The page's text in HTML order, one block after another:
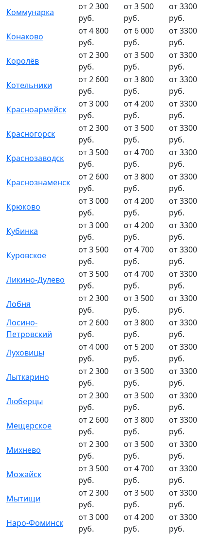
Коммунарка
от 2 300
руб.
от 3 500
руб.
от 3300
руб.
Конаково
от 4 800
руб.
от 6 000
руб.
от 3300
руб.
Королёв
от 2 300
руб.
от 3 500
руб.
от 3300
руб.
Котельники
от 2 600
руб.
от 3 800
руб.
от 3300
руб.
Красноармейск
от 3 000
руб.
от 4 200
руб.
от 3300
руб.
Красногорск
от 2 300
руб.
от 3 500
руб.
от 3300
руб.
Краснозаводск
от 3 500
руб.
от 4 700
руб.
от 3300
руб.
Краснознаменск
от 2 600
руб.
от 3 800
руб.
от 3300
руб.
Крюково
от 3 000
руб.
от 4 200
руб.
от 3300
руб.
Кубинка
от 3 000
руб.
от 4 200
руб.
от 3300
руб.
Куровское
от 3 500
руб.
от 4 700
руб.
от 3300
руб.
Ликино-Дулёво
от 3 500
руб.
от 4 700
руб.
от 3300
руб.
Лобня
от 2 300
руб.
от 3 500
руб.
от 3300
руб.
Лосино-
Петровский
от 2 600
руб.
от 3 800
руб.
от 3300
руб.
Луховицы
от 4 000
руб.
от 5 200
руб.
от 3300
руб.
Лыткарино
от 2 300
руб.
от 3 500
руб.
от 3300
руб.
Люберцы
от 2 300
руб.
от 3 500
руб.
от 3300
руб.
Мещерское
от 2 600
руб.
от 3 800
руб.
от 3300
руб.
Михнево
от 2 300
руб.
от 3 500
руб.
от 3300
руб.
Можайск
от 3 500
руб.
от 4 700
руб.
от 3300
руб.
Мытищи
от 2 300
руб.
от 3 500
руб.
от 3300
руб.
Наро-Фоминск
от 3 000
руб.
от 4 200
руб.
от 3300
руб.